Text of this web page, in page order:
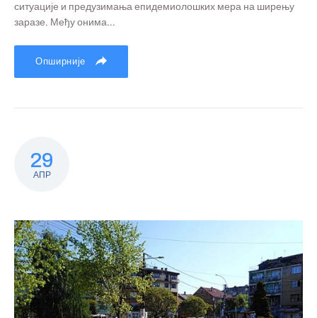
ситуације и предузимања епидемиолошких мера на ширењу
заразе. Међу онима...
Опширније
29
АПР